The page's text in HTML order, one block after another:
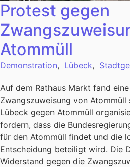
Protest gegen
Atommüll
Demonstration, Lübeck,
Auf dem Rathaus Markt fand
Zwangszuweisung von
Lübeck gegen Atommüll
fordern, dass die
für den Atommüll findet und die
Entscheidung beteiligt wird. Die
Widerstand gegen die